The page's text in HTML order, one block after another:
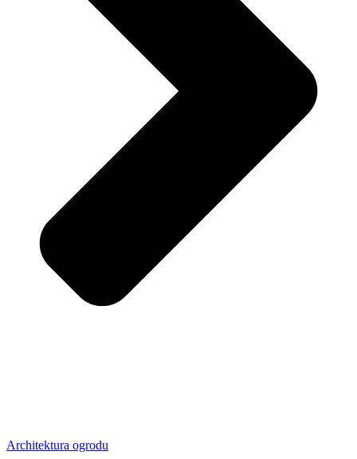
Architektura ogrodu